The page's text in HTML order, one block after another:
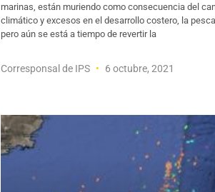
marinas, están muriendo como consecuencia del
climático y excesos en el desarrollo costero, la
pero aún se está a tiempo de revertir la
Corresponsal de IPS 6 octubre, 2021